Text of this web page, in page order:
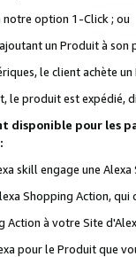
option 1-Click ; ou
un Produit à son
le client achète
le produit est expédié,
disponible pour les
skill engage une
Shopping Action,
à votre Site
pour le Produit que